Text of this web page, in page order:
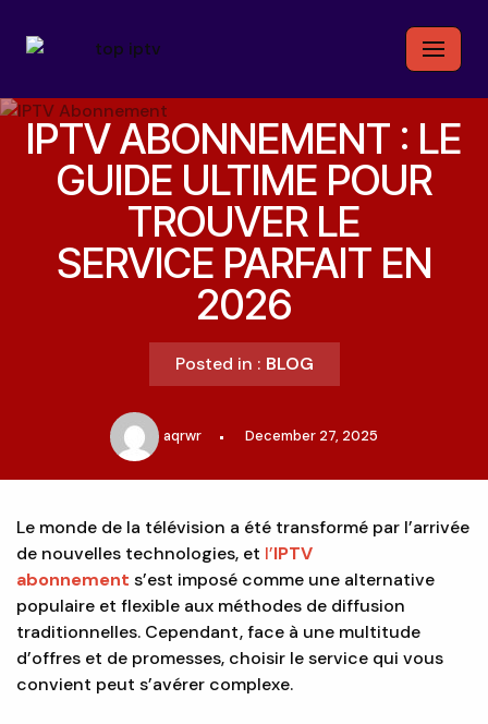
Skip
content
IPTV ABONNEMENT : LE
GUIDE ULTIME POUR
TROUVER LE
SERVICE PARFAIT EN
2026
Posted in : BLOG
aqrwr December 27, 2025
Le monde de la télévision a été transformé par l’arrivée
de nouvelles technologies, et l’IPTV
abonnement s’est imposé comme une alternative
populaire et flexible aux méthodes de diffusion
traditionnelles. Cependant, face à une multitude
d’offres et de promesses, choisir le service qui vous
convient peut s’avérer complexe.